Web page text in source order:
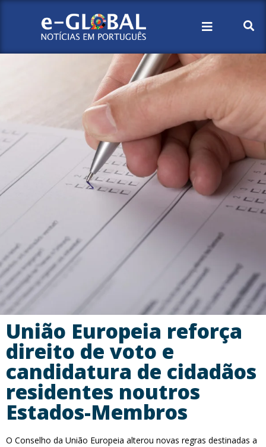
União Europeia reforça
direito de voto e
candidatura de cidadãos
residentes noutros
Estados-Membros
O Conselho da União Europeia alterou novas regras destinadas a